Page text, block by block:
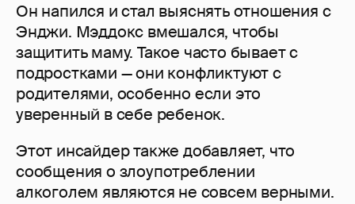
Он напился и стал выяснять отношения с
Энджи. Мэддокс вмешался, чтобы
защитить маму. Такое часто бывает с
подростками — они конфликтуют с
родителями, особенно если это
уверенный в себе ребенок.
Этот инсайдер также добавляет, что
сообщения о злоупотреблении
алкоголем являются не совсем верными.